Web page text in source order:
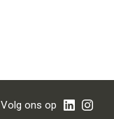
Volg ons op